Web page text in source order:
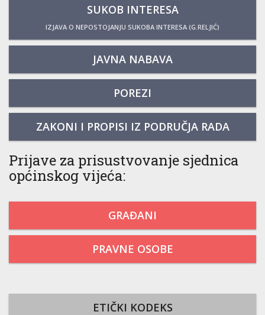
SUKOB INTERESA
IZJAVA O NEPOSTOJANJU SUKOBA INTERESA (G.RELJIĆ)
JAVNA NABAVA
POREZI
ZAKONI I PROPISI IZ PODRUČJA RADA
Prijave za prisustvovanje sjednica
općinskog vijeća:
GRAĐANI
PRAVNE OSOBE
ETIČKI KODEKS